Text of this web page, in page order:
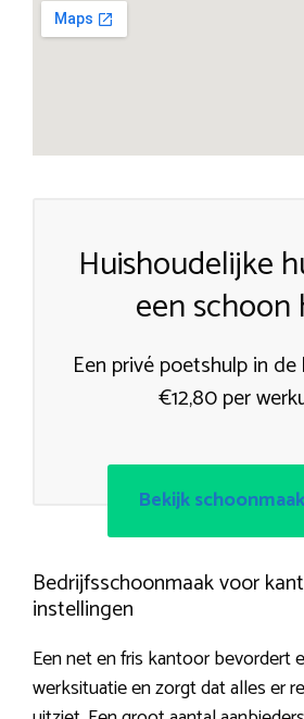
Huishoudelijke
een schoon
Een privé poetshulp in
€12,80 per
Bekijk
Bedrijfsschoonmaak voor
instellingen
Een net en fris kantoor bevordert
werksituatie en zorgt dat alles er